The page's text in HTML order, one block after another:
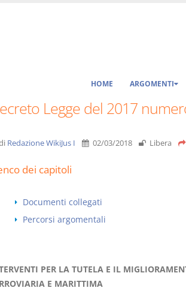
HOME ARGOMENTI
Legge del 2017
Redazione WikiJus I 02/03/2018 Libera
dei capitoli
Documenti collegati
Percorsi argomentali
PER LA TUTELA E IL
E MARITTIMA